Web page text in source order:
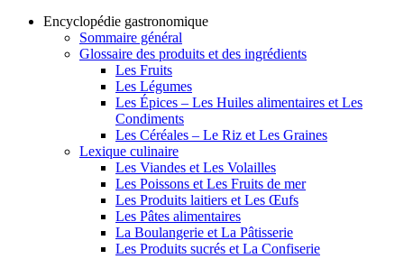
Encyclopédie gastronomique
Sommaire général
Glossaire des produits et des ingrédients
Les Fruits
Les Légumes
Les Épices – Les Huiles alimentaires et Les
Condiments
Les Céréales – Le Riz et Les Graines
Lexique culinaire
Les Viandes et Les Volailles
Les Poissons et Les Fruits de mer
Les Produits laitiers et Les Œufs
Les Pâtes alimentaires
La Boulangerie et La Pâtisserie
Les Produits sucrés et La Confiserie